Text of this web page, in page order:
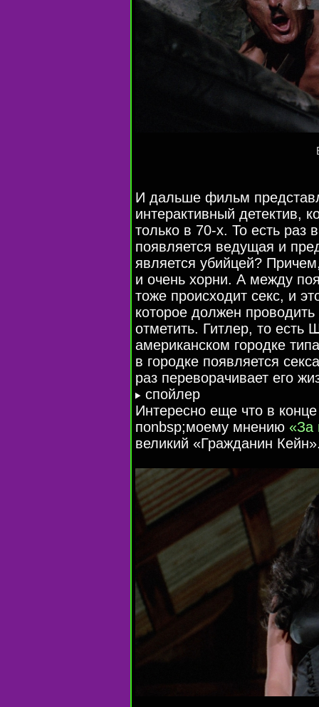
И дальше фильм
интерактивный детектив,
только в 70-х. То есть раз
появляется ведущая и
является убийцей?
и очень хорни. А между
тоже происходит секс, и
которое должен
отметить. Гитлер, то
американском городке
в городке появляется
раз переворачивает его
cпойлер
Интересно еще что в
поnbsp;моему мнению «За
великий «Гражданин